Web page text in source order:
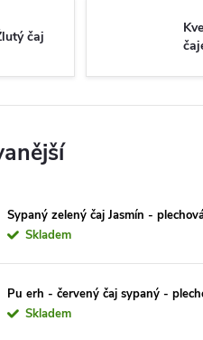
čaj
Sypaný zelený čaj Jasmín -
Skladem
Pu erh - červený čaj sypaný -
Skladem